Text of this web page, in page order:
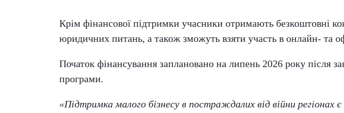
Крім фінансової підтримки учасники отримають безкоштовні
юридичних питань, а також зможуть взяти участь в онлайн- та
Початок фінансування заплановано на липень 2026 року після
програми.
«Підтримка малого бізнесу в постраждалих від війни